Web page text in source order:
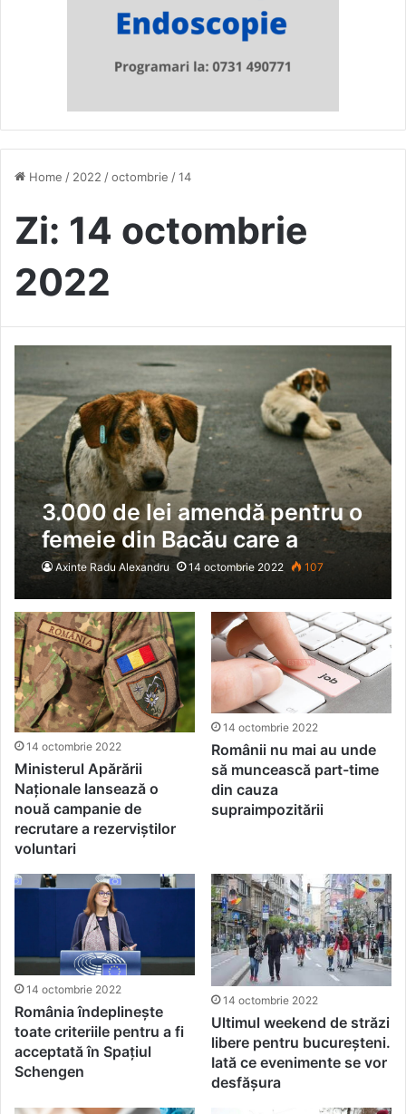
Home / 2022 /octombrie /14
Zi: 14 octombrie
2022
3.000 de lei amendă pentru o
femeie din Bacău care a
abandonat pe strada doi pui
de câine
Axinte Radu Alexandru 14 octombrie 2022 107
14 octombrie 2022
Ministerul Apărării
Naționale lansează o
nouă campanie de
recrutare a rezerviștilor
voluntari
14 octombrie 2022
Românii nu mai au unde
să muncească part-time
din cauza
supraimpozitării
14 octombrie 2022
România îndeplinește
toate criteriile pentru a fi
acceptată în Spațiul
Schengen
14 octombrie 2022
Ultimul weekend de străzi
libere pentru bucureșteni.
Iată ce evenimente se vor
desfășura